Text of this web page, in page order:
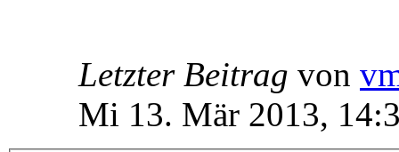
Letzter Beitrag von
Mi 13. Mär 2013,